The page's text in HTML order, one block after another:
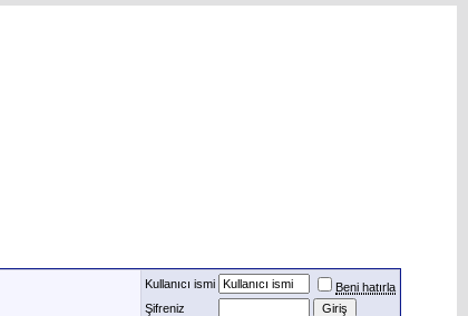
Kullanıcı ismi
Beni hatırla
Şifreniz